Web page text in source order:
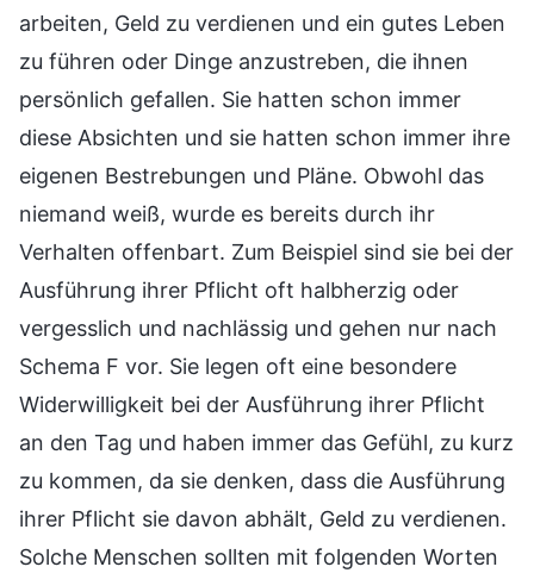
arbeiten, Geld zu verdienen und ein gutes Leben
zu führen oder Dinge anzustreben, die ihnen
persönlich gefallen. Sie hatten schon immer
diese Absichten und sie hatten schon immer ihre
eigenen Bestrebungen und Pläne. Obwohl das
niemand weiß, wurde es bereits durch ihr
Verhalten offenbart. Zum Beispiel sind sie bei der
Ausführung ihrer Pflicht oft halbherzig oder
vergesslich und nachlässig und gehen nur nach
Schema F vor. Sie legen oft eine besondere
Widerwilligkeit bei der Ausführung ihrer Pflicht
an den Tag und haben immer das Gefühl, zu kurz
zu kommen, da sie denken, dass die Ausführung
ihrer Pflicht sie davon abhält, Geld zu verdienen.
Solche Menschen sollten mit folgenden Worten